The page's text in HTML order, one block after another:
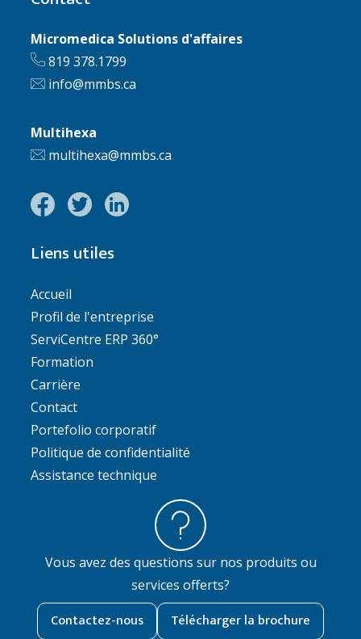
Micromedica Solutions d'affaires
819 378.1799
info@mmbs.ca
Multihexa
multihexa@mmbs.ca
Liens utiles
Accueil
Profil de l'entreprise
ServiCentre ERP 360°
Formation
Carrière
Contact
Portefolio corporatif
Politique de confidentialité
Assistance technique
Vous avez des questions sur nos produits ou
services offerts?
Contactez-nous Télécharger la brochure